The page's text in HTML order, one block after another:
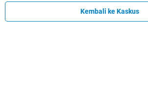
Kembali ke Kaskus